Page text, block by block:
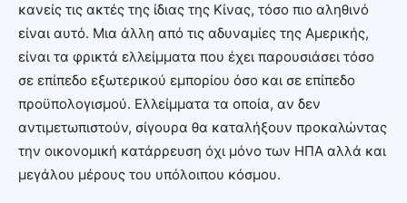
κανείς τις ακτές της ίδιας της Κίνας, τόσο πιο αληθινό
είναι αυτό. Μια άλλη από τις αδυναμίες της Αμερικής,
είναι τα φρικτά ελλείμματα που έχει παρουσιάσει τόσο
σε επίπεδο εξωτερικού εμπορίου όσο και σε επίπεδο
προϋπολογισμού. Ελλείμματα τα οποία, αν δεν
αντιμετωπιστούν, σίγουρα θα καταλήξουν προκαλώντας
την οικονομική κατάρρευση όχι μόνο των ΗΠΑ αλλά και
μεγάλου μέρους του υπόλοιπου κόσμου.